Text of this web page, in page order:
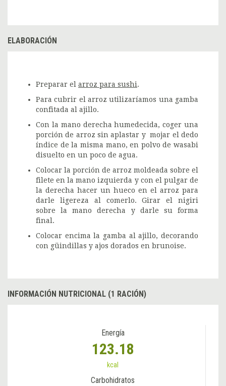
ELABORACIÓN
Preparar el arroz para sushi.
Para cubrir el arroz utilizaríamos una gamba
confitada al ajillo.
Con la mano derecha humedecida, coger una
porción de arroz sin aplastar y mojar el dedo
índice de la misma mano, en polvo de wasabi
disuelto en un poco de agua.
Colocar la porción de arroz moldeada sobre el
filete en la mano izquierda y con el pulgar de
la derecha hacer un hueco en el arroz para
darle ligereza al comerlo. Girar el nigiri
sobre la mano derecha y darle su forma
final.
Colocar encima la gamba al ajillo, decorando
con güindillas y ajos dorados en brunoise.
INFORMACIÓN NUTRICIONAL (1 RACIÓN)
Energía
123.18
kcal
Carbohidratos